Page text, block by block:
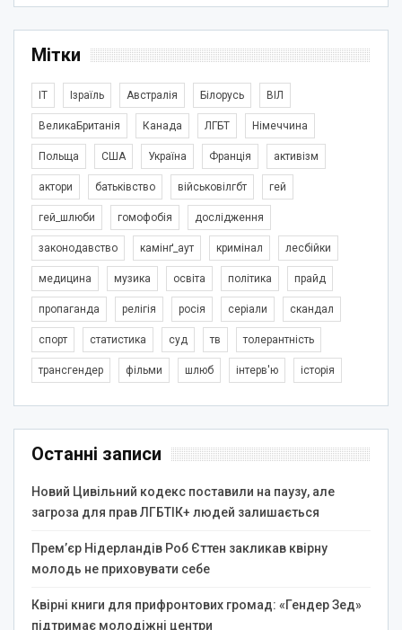
Мітки
IT Ізраїль Австралія Білорусь ВІЛ
ВеликаБританія Канада ЛГБТ Німеччина
Польща США Україна Франція активізм
актори батьківство військовілгбт гей
гей_шлюби гомофобія дослідження
законодавство камінґ_аут кримінал лесбійки
медицина музика освіта політика прайд
пропаганда релігія росія серіали скандал
спорт статистика суд тв толерантність
трансгендер фільми шлюб інтерв'ю історія
Останні записи
Новий Цивільний кодекс поставили на паузу, але
загроза для прав ЛГБТІК+ людей залишається
Прем’єр Нідерландів Роб Єттен закликав квірну
молодь не приховувати себе
Квірні книги для прифронтових громад: «Гендер Зед»
підтримає молодіжні центри